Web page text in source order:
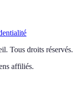
. Tous droits réservés.
affiliés.